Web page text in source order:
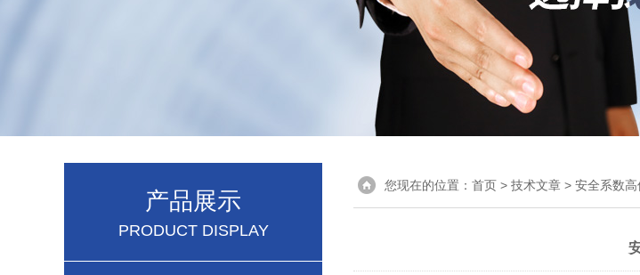
产品展示
PRODUCT DISPLAY
您现在的位置： 首页 > 技术文章 > 安全系数